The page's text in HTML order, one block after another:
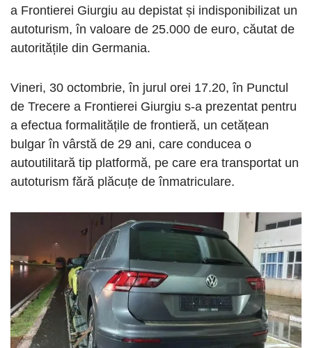
a Frontierei Giurgiu au depistat și indisponibilizat un
autoturism, în valoare de 25.000 de euro, căutat de
autoritățile din Germania.
Vineri, 30 octombrie, în jurul orei 17.20, în Punctul
de Trecere a Frontierei Giurgiu s-a prezentat pentru
a efectua formalitățile de frontieră, un cetățean
bulgar în vârstă de 29 ani, care conducea o
autoutilitară tip platformă, pe care era transportat un
autoturism fără plăcuțe de înmatriculare.